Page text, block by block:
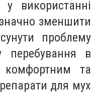
використанні
зменшити
проблему
перебування в
та
для мух